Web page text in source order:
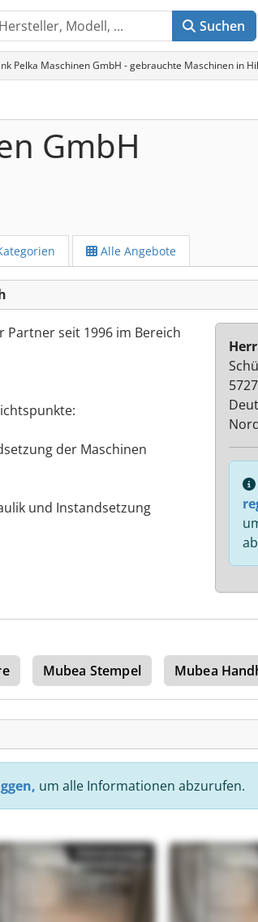
Suchen
Pelka Maschinen GmbH - gebrauchte Maschinen in
GmbH
Alle Angebote
Partner seit 1996 im Bereich
der Maschinen
und Instandsetzung
Mubea Stempel Mubea
um alle Informationen abzurufen.